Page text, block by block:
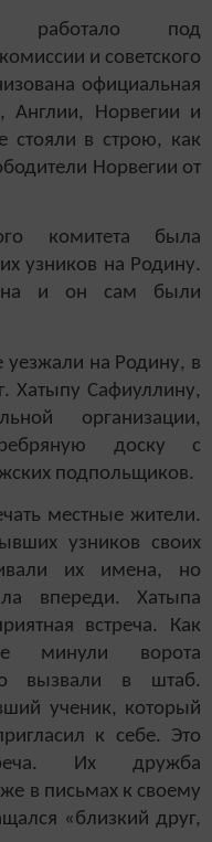
работало под
и советского
официальная
Англии, Норвегии и
стояли в строю, как
Норвегии от
комитета была
узников на Родину.
и он сам были
на Родину, в
Хатыпу Сафиуллину,
организации,
доску с
подпольщиков.
местные жители.
узников своих
их имена, но
впереди. Хатыпа
встреча. Как
минули ворота
вызвали в штаб.
ученик, который
к себе. Это
Их дружба
в письмах к своему
«близкий друг,